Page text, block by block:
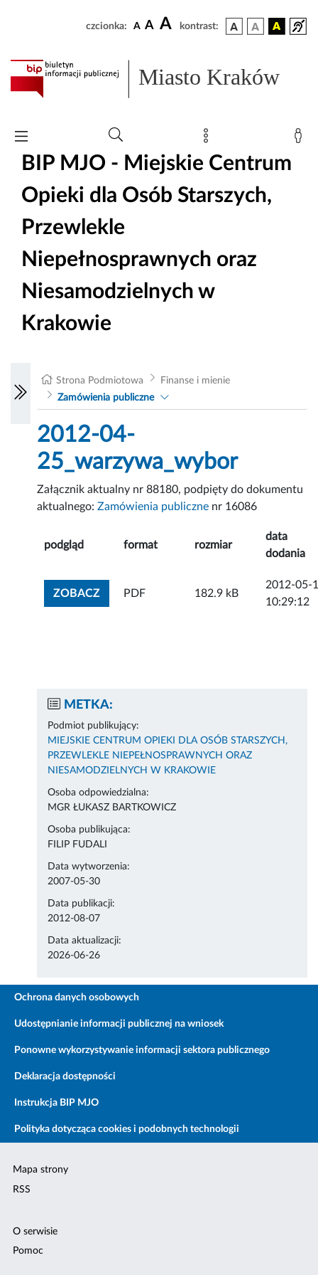
czcionka: A A A kontrast:
Miasto Kraków
BIP MJO - Miejskie Centrum
Opieki dla Osób Starszych,
Przewlekle
Niepełnosprawnych oraz
Niesamodzielnych w
Krakowie
Strona Podmiotowa
Finanse i mienie
Zamówienia publiczne
2012-04-
25_warzywa_wybor
Załącznik aktualny nr 88180, podpięty do dokumentu
aktualnego:Zamówienia publiczne nr 16086
podgląd format rozmiar
data
dodania
ZOBACZZOBACZ ZAŁĄCZNIK
PDF 182.9 kB
2012-05-
10:29:12
METKA:
Podmiot publikujący:
MIEJSKIE CENTRUM OPIEKI DLA OSÓB STARSZYCH,
PRZEWLEKLE NIEPEŁNOSPRAWNYCH ORAZ
NIESAMODZIELNYCH W KRAKOWIE
Osoba odpowiedzialna:
MGR ŁUKASZ BARTKOWICZ
Osoba publikująca:
FILIP FUDALI
Data wytworzenia:
2007-05-30
Data publikacji:
2012-08-07
Data aktualizacji:
2026-06-26
Ochrona danych osobowych
Udostępnianie informacji publicznej na wniosek
Ponowne wykorzystywanie informacji sektora publicznego
Deklaracja dostępności
Instrukcja BIP MJO
Polityka dotycząca cookies i podobnych technologii
Mapa strony
RSS
O serwisie
Pomoc